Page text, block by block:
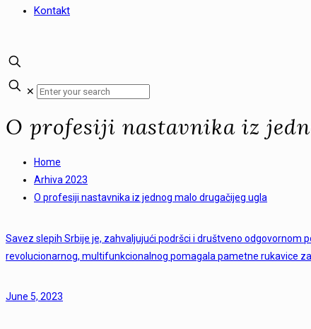
Kontakt
✕
O profesiji nastavnika iz
Home
Arhiva 2023
O profesiji nastavnika iz jednog malo drugačijeg ugla
Savez slepih Srbije je, zahvaljujući podršci i društveno odgovornom
revolucionarnog, multifunkcionalnog pomagala pametne rukavice
June 5, 2023